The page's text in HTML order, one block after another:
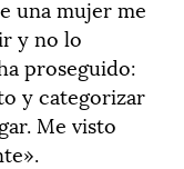
una mujer me
y no lo
proseguido:
y categorizar
Me visto